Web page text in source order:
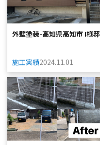
外壁塗装-高知県高知市 I様邸
施工実績2024.11.01